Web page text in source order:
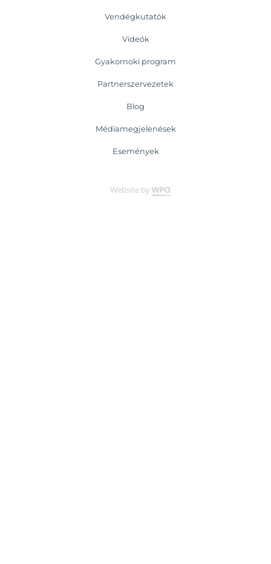
Vendégkutatók
Videók
Gyakornoki program
Partnerszervezetek
Blog
Médiamegjelenések
Események